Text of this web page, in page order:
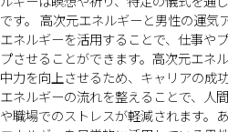
です。 高次元エネルギーと男性の運気
エネルギーを活用することで、仕事や
プさせることができます。高次元エネ
中力を向上させるため、キャリアの成
エネルギーの流れを整えることで、人
や職場でのストレスが軽減されます。